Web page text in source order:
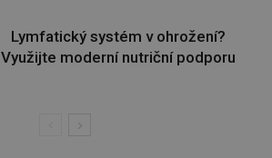
Lymfatický systém v ohrožení?
Využijte moderní nutriční podporu